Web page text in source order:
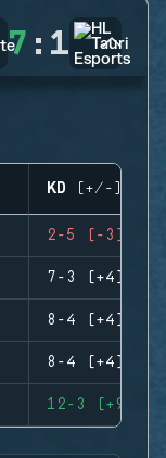
7 : 1
KD (+/-)
2-5 (-3)
7-3 (+4)
8-4 (+4)
8-4 (+4)
12-3 (+9)